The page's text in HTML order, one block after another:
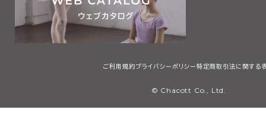
ご利用規約プライバシーポリシー 特定商取引法に関する
© Chacott Co., Ltd.